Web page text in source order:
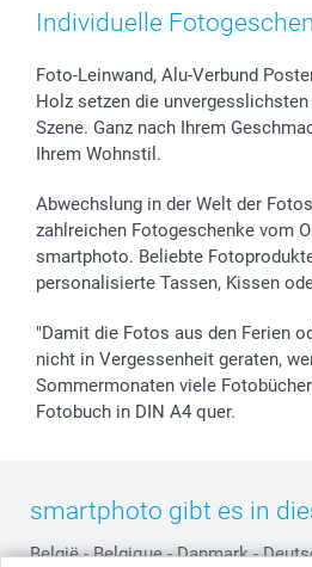
Zubehör & Material
Sticker & Etiketten
Geschenk-Gutscheine (PDF)
AGB
Presse
Partnerprogramme
Investor Relations
Widerrufsrecht
Muttertag
Kommunion & Konfirmation
Hochzeit
Geburtstag
Zu allen Anlässen
Anmelden /Registrieren
Lieferfristen
72h Lieferung
Zahlungsmöglichkeiten
Status der Bestellung
smartfriends
smartgarantie
smartbonus
Individuelle
Foto-Leinwand, Alu-Verbund
Holz setzen die
Szene. Ganz nach Ihrem
Ihrem Wohnstil.
Abwechslung in der Welt der
zahlreichen Fotogeschenke vom
smartphoto. Beliebte
personalisierte Tassen, Kissen
"Damit die Fotos aus den Ferien
nicht in Vergessenheit geraten,
Sommermonaten viele
Fotobuch in DIN A4 quer.
smartphoto gibt es in
België - Belgique - Danmark -